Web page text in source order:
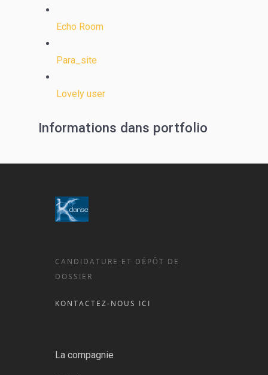
Echo Room
Para_site
Lovely user
Informations dans portfolio
CANDIDATURE ET DÉPÔT DE
DOSSIER
KONTACTEZ-NOUS ICI
La compagnie